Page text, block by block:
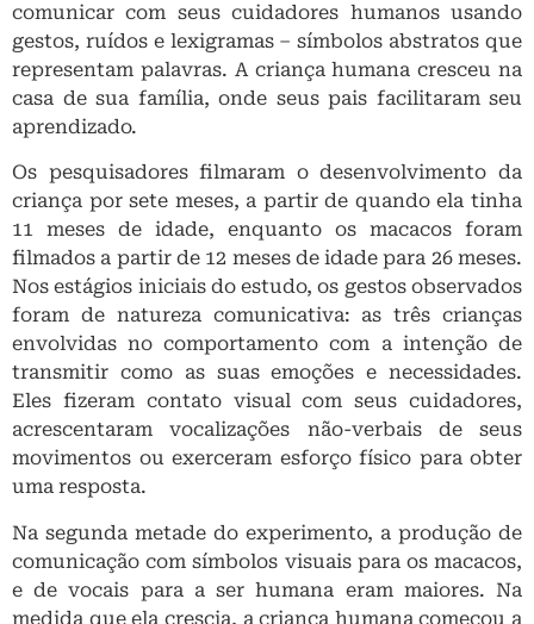
comunicar com seus cuidadores humanos usando
gestos, ruídos e lexigramas – símbolos abstratos que
representam palavras. A criança humana cresceu na
casa de sua família, onde seus pais facilitaram seu
aprendizado.
Os pesquisadores filmaram o desenvolvimento da
criança por sete meses, a partir de quando ela tinha
11 meses de idade, enquanto os macacos foram
filmados a partir de 12 meses de idade para 26 meses.
Nos estágios iniciais do estudo, os gestos observados
foram de natureza comunicativa: as três crianças
envolvidas no comportamento com a intenção de
transmitir como as suas emoções e necessidades.
Eles fizeram contato visual com seus cuidadores,
acrescentaram vocalizações não-verbais de seus
movimentos ou exerceram esforço físico para obter
uma resposta.
Na segunda metade do experimento, a produção de
comunicação com símbolos visuais para os macacos,
e de vocais para a ser humana eram maiores. Na
medida que ela crescia, a criança humana começou a